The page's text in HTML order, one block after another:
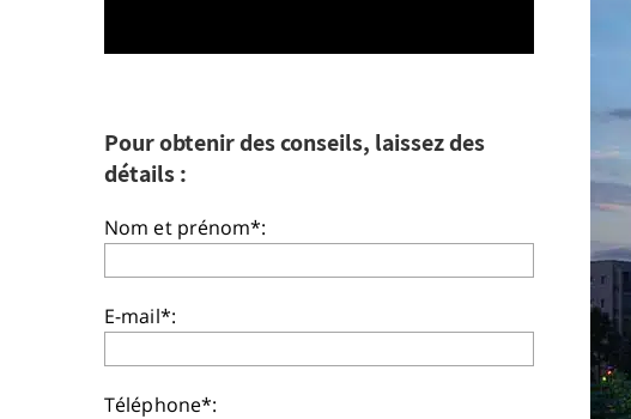
Pour obtenir des conseils, laissez des
détails :
Nom et prénom*:
E-mail*:
Téléphone*: